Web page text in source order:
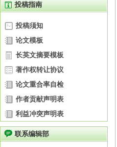
投稿指南
投稿须知
论文模板
长英文摘要模板
著作权转让协议
论文重合率自检
作者贡献声明表
利益冲突声明表
联系编辑部